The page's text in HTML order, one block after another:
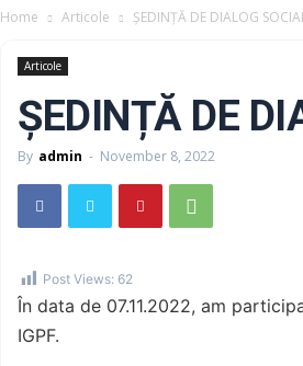
Home Articole ȘEDINȚĂ DE DIALOG
Articole
ȘEDINȚĂ DE
By admin - November 8, 2022
Post Views: 62
În data de 07.11.2022, am
IGPF.